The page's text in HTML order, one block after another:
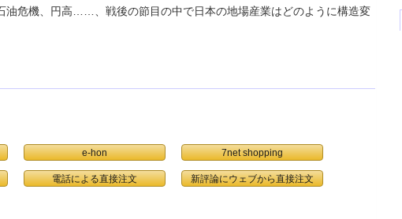
油危機、円高……、戦後の節目の中で日本の地場産業はどのように構造変
e-hon 7net shopping
電話による直接注文